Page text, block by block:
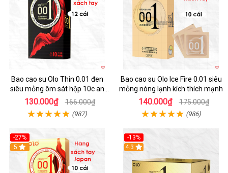
Bao cao su Olo Thin 0.01 đen
siêu mỏng ôm sát hộp 10c an
toàn
130.000₫ 166.000₫
(987)
Bao cao su Olo Ice Fire 0.01 siêu
mỏng nóng lạnh kích thích mạnh
140.000₫ 175.000₫
(986)
-27%
5
-13%
4.3